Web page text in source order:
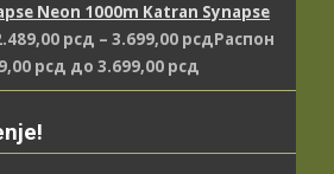
Katran Synapse
рсд – 3.699,00 рсдРаспон
рсд до 3.699,00 рсд